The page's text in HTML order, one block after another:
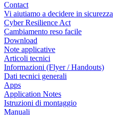
Contact
Vi aiutiamo a decidere in sicurezza
Cyber Resilience Act
Cambiamento reso facile
Download
Note applicative
Articoli tecnici
Informazioni (Flyer / Handouts)
Dati tecnici generali
Apps
Application Notes
Istruzioni di montaggio
Manuali